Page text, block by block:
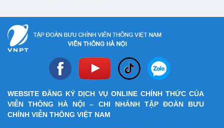
WEBSITE ĐĂNG KÝ DỊCH VỤ ONLINE CHÍNH THỨC CỦA
VIỄN THÔNG HÀ NỘI – CHI NHÁNH TẬP ĐOÀN BƯU
CHÍNH VIỄN THÔNG VIỆT NAM